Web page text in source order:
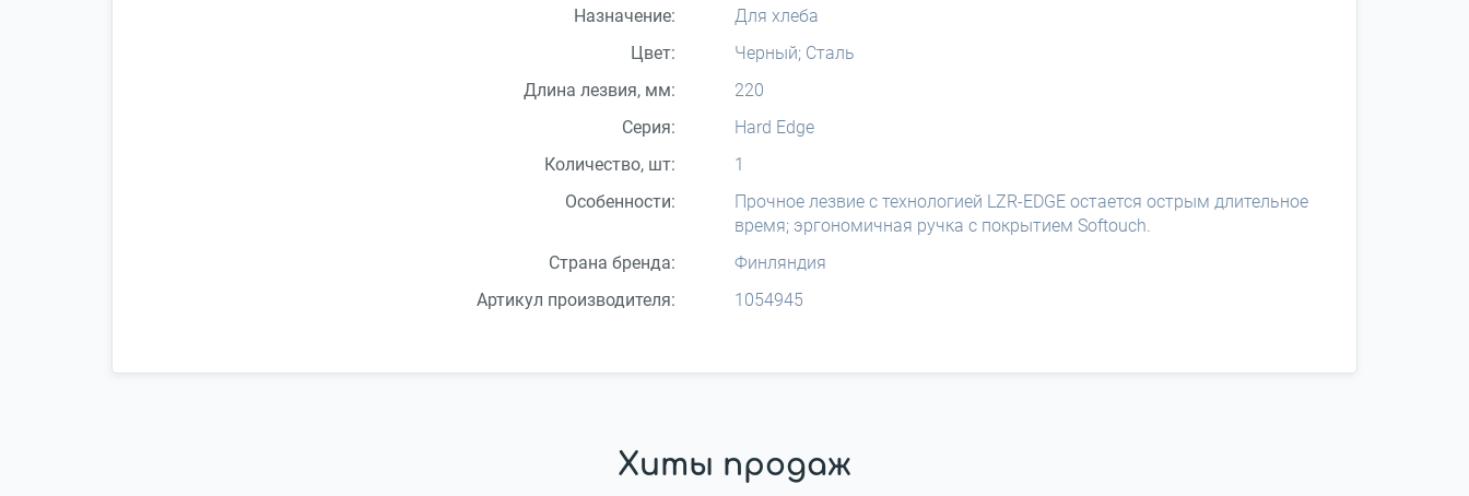
Назначение:
Для хлеба
Цвет:
Черный; Сталь
Длина лезвия, мм:
220
Серия:
Hard Edge
Количество, шт:
1
Особенности:
Прочное лезвие с технологией LZR-EDGE остается острым длительное
время; эргономичная ручка с покрытием Softouch.
Страна бренда:
Финляндия
Артикул производителя:
1054945
Хиты продаж